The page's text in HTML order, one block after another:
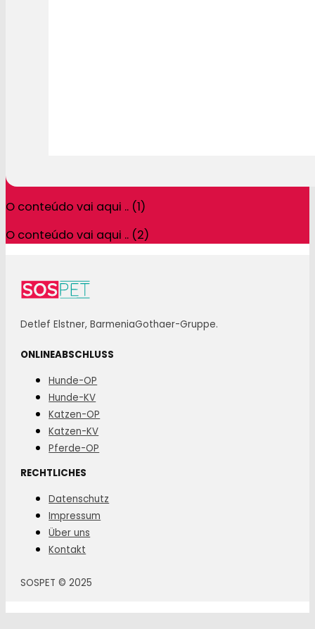
O conteúdo vai aqui .. (1)
O conteúdo vai aqui .. (2)
Detlef Elstner, BarmeniaGothaer-Gruppe.
ONLINEABSCHLUSS
Hunde-OP
Hunde-KV
Katzen-OP
Katzen-KV
Pferde-OP
RECHTLICHES
Datenschutz
Impressum
Über uns
Kontakt
SOSPET © 2025